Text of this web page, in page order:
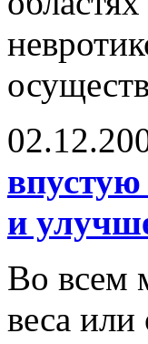
и
Во всем
веса